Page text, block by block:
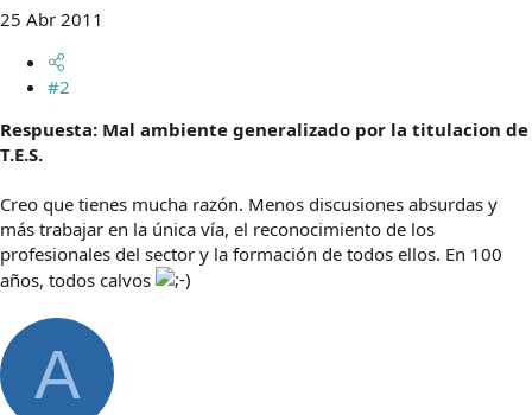
25 Abr 2011
#2
Respuesta: Mal ambiente generalizado por la titulacion de
T.E.S.
Creo que tienes mucha razón. Menos discusiones absurdas y
más trabajar en la única vía, el reconocimiento de los
profesionales del sector y la formación de todos ellos. En 100
años, todos calvos
A